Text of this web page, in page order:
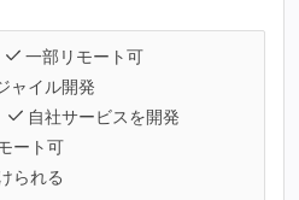
一部リモート可
ャイル開発
自社サービスを開発
ート可
られる